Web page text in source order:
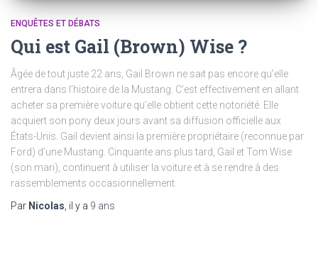
ENQUÊTES ET DÉBATS
Qui est Gail (Brown) Wise ?
Âgée de tout juste 22 ans, Gail Brown ne sait pas encore qu’elle
entrera dans l’histoire de la Mustang. C’est effectivement en allant
acheter sa première voiture qu’elle obtient cette notoriété. Elle
acquiert son pony deux jours avant sa diffusion officielle aux
États-Unis. Gail devient ainsi la première propriétaire (reconnue par
Ford) d’une Mustang. Cinquante ans plus tard, Gail et Tom Wise
(son mari), continuent à utiliser la voiture et à se rendre à des
rassemblements occasionnellement.
Par Nicolas , il y a 9 ans